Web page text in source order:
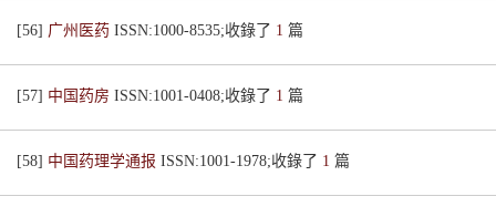
[56] 广州医药 ISSN:1000-8535;收錄了 1 篇
[57] 中国药房 ISSN:1001-0408;收錄了 1 篇
[58] 中国药理学通报 ISSN:1001-1978;收錄了 1 篇